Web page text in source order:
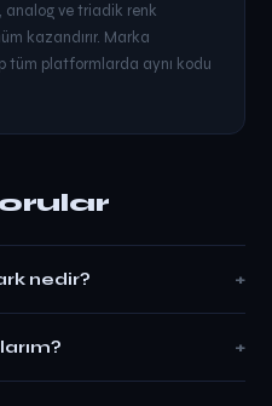
analog ve triadik renk
kazandırır. Marka
tüm platformlarda aynı kodu
nedir? +
+